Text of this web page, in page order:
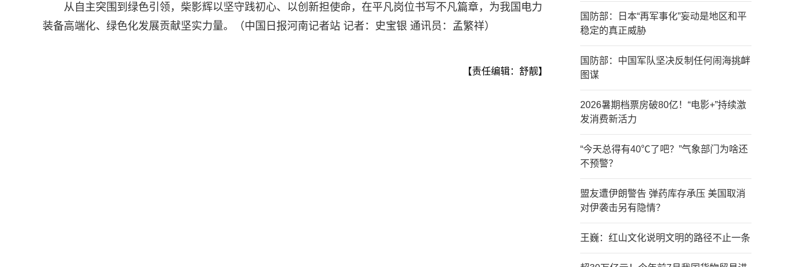
从自主突围到绿色引领，柴影辉以坚守践初心、以创新担使命，在平凡岗位书写不凡篇章，为我国电力
装备高端化、绿色化发展贡献坚实力量。（中国日报河南记者站 记者：史宝银 通讯员：孟繁祥）
【责任编辑：舒靓】
国防部：日本“再军事化”妄动是地区和平
稳定的真正威胁
国防部：中国军队坚决反制任何闹海挑衅
图谋
2026暑期档票房破80亿！“电影+”持续激
发消费新活力
“今天总得有40℃了吧？”气象部门为啥还
不预警？
盟友遭伊朗警告 弹药库存承压 美国取消
对伊袭击另有隐情？
王巍：红山文化说明文明的路径不止一条